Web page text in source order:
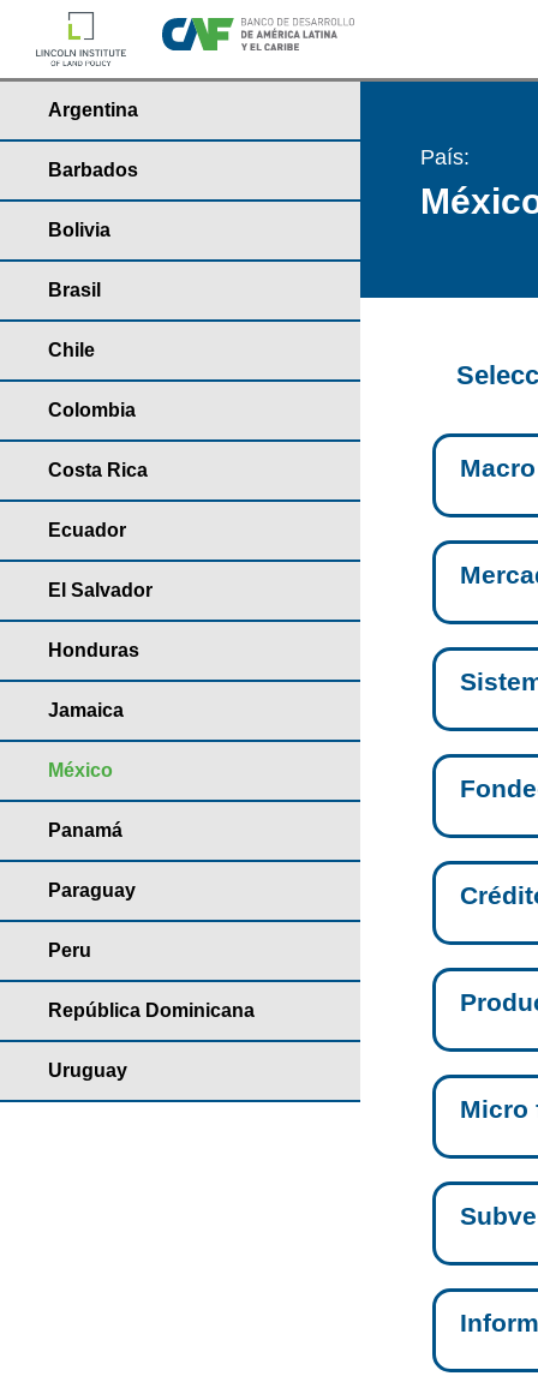
Argentina
Barbados
Bolivia
Brasil
Chile
Colombia
Costa Rica
Ecuador
El Salvador
Honduras
Jamaica
México
Panamá
Paraguay
Peru
República Dominicana
Uruguay
País:
Macro
Micro